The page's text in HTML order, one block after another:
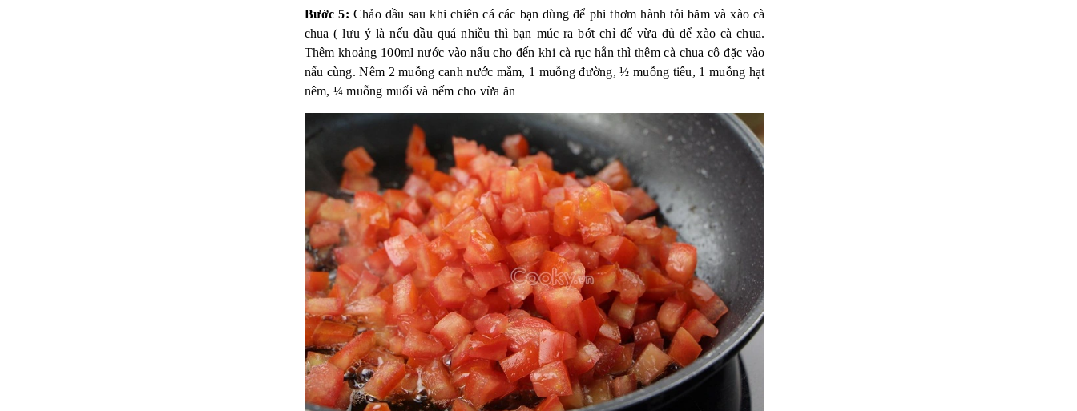
Bước 5: Chảo dầu sau khi chiên cá các bạn dùng để phi thơm hành tỏi băm và xào cà
chua ( lưu ý là nếu dầu quá nhiều thì bạn múc ra bớt chỉ để vừa đủ để xào cà chua.
Thêm khoảng 100ml nước vào nấu cho đến khi cà rục hẳn thì thêm cà chua cô đặc vào
nấu cùng. Nêm 2 muỗng canh nước mắm, 1 muỗng đường, ½ muỗng tiêu, 1 muỗng hạt
nêm, ¼ muỗng muối và nếm cho vừa ăn